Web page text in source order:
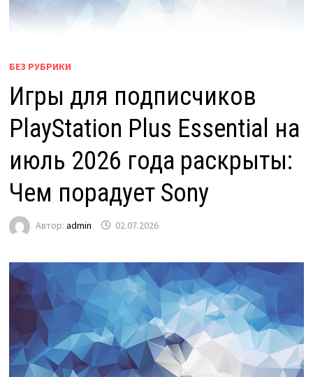
БЕЗ РУБРИКИ
Игры для подписчиков
PlayStation Plus Essential на
июль 2026 года раскрыты:
Чем порадует Sony
Автор: admin 02.07.2026